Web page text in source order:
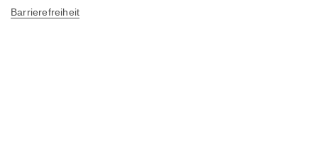
Barrierefreiheit